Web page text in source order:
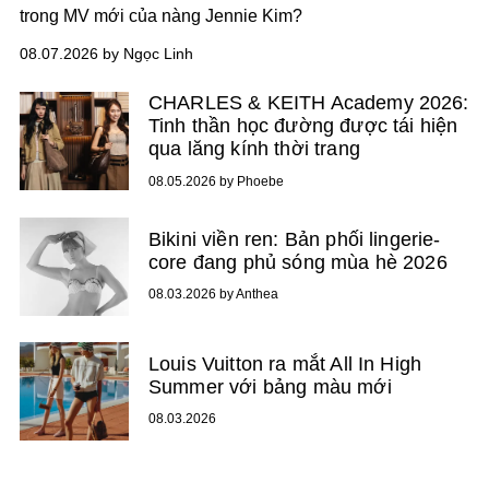
trong MV mới của nàng Jennie Kim?
08.07.2026 by Ngọc Linh
CHARLES & KEITH Academy 2026:
Tinh thần học đường được tái hiện
qua lăng kính thời trang
08.05.2026 by Phoebe
Bikini viền ren: Bản phối lingerie-
core đang phủ sóng mùa hè 2026
08.03.2026 by Anthea
Louis Vuitton ra mắt All In High
Summer với bảng màu mới
08.03.2026